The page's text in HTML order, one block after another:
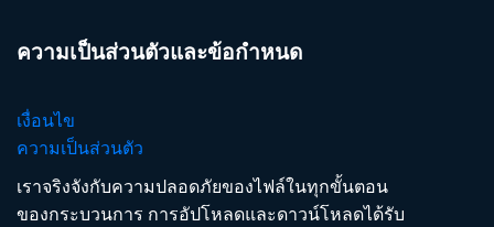
ความเป็นส่วนตัวและข้อกำหนด
เงื่อนไข
ความเป็นส่วนตัว
เราจริงจังกับความปลอดภัยของไฟล์ในทุกขั้นตอน
ของกระบวนการ การอัปโหลดและดาวน์โหลดได้รับ